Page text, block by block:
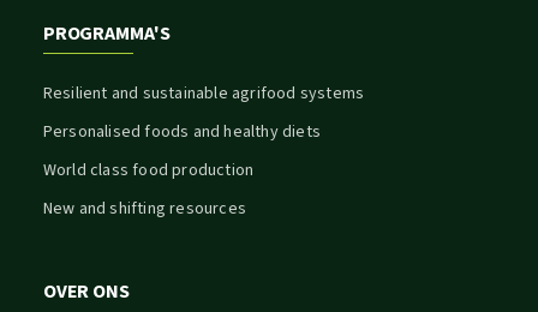
PROGRAMMA'S
Resilient and sustainable agrifood systems
Personalised foods and healthy diets
World class food production
New and shifting resources
OVER ONS